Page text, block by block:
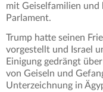
mit Geiselfamilien und
Parlament.
Trump hatte seinen
vorgestellt und Israel
Einigung gedrängt
von Geiseln und
Unterzeichnung in